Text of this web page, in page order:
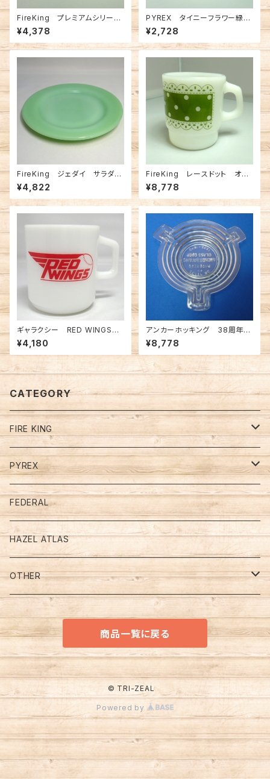
FireKing プレミアムシリー
ズ ローズ C&S（ FK-1213
7）
¥4,378
PYREX タイニーフラワー緑マ
グ（FK-13154）
¥2,728
FireKing ジェダイ サラダプ
レート 6-3/4（FK-10509）
¥4,822
FireKing レースドット オリ
ーブ Mug（FK-12297）
¥8,778
ギャラクシー RED WINGSマ
グ（FK-11429）
¥4,180
アンカーホッキング 38周年
マンハッタン アシュトレイ（FK
-12763）
¥8,778
CATEGORY
FIRE KING
Restaurant Ware Mugs
Jade－Ite (ジェダイ）
Turquoise Blue （ターコイズブルー）
White （ホワイト）
Mugs
PRINT （プリント、モチーフ．．．）
ADVERTISING (アドバタイジング）
CHARACTER （キャラクター）
COLOR （カラー）
Bowl & Plate
ＪＡＤＥ - ＩＴＥ (ジェダイ）
ＯＴＨＥＲ
CUP & SAUCER
ＪＡＤＥ - ＩＴＥ (ジェダイ）
ＷＨＩＴＥ（ホワイト）
ＯＴＨＥＲ
OTHER
キッチン＆テーブルウエア
PYREX
デルファイトブルー
OTHER
FEDERAL
HAZEL ATLAS
OTHER
GLASBAKE (グラスベイク)
MACBETH-EVANS (マクベスエバンス)
商品一覧に戻る
© TRI-ZEAL
Powered by